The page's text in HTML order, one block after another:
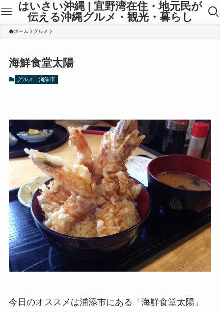
はいさい沖縄 | 宜野湾在住・地元民が
伝える沖縄グルメ・観光・暮らし
ホーム グルメ
海鮮食堂太陽
グルメ 浦添市
今日のオススメは浦添市にある「海鮮食堂太陽」